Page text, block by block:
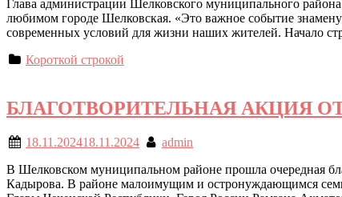
Глава администрации Шелковского муниципального
любимом городе Шелковская. «Это важное событие
современных условий для жизни наших жителей. Начало
Короткой строкой
БЛАГОТВОРИТЕЛЬНАЯ АКЦИЯ
18.11.202418.11.2024
admin
В Шелковском муниципальном районе прошла очередная
Кадырова. В районе малоимущим и остронуждающимся